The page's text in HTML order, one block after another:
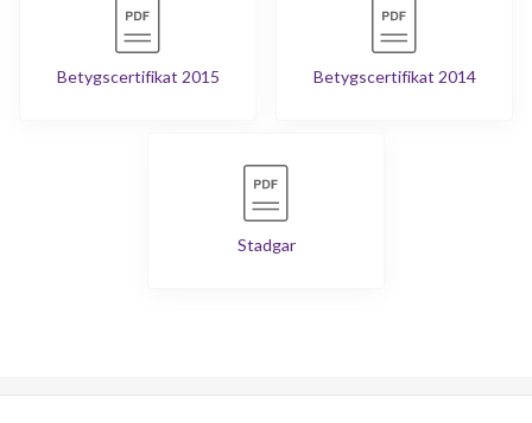
Betygscertifikat 2015 Betygscertifikat 2014
Stadgar